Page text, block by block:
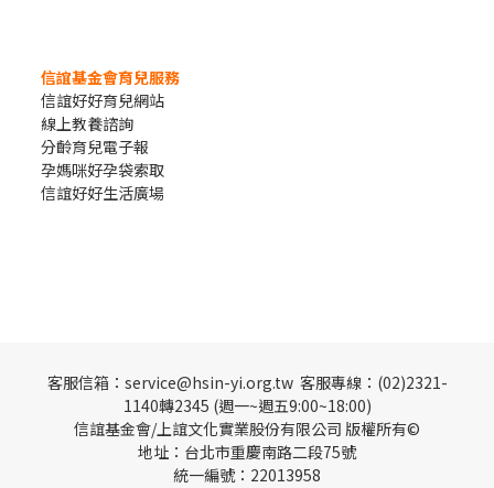
信誼基金會育兒服務
信誼好好育兒網站
線上教養諮詢
分齡育兒電子報
孕媽咪好孕袋索取
信誼好好生活廣場
客服信箱：service@hsin-yi.org.tw 客服專線：(02)2321-
1140轉2345 (週一~週五9:00~18:00)
信誼基金會/上誼文化實業股份有限公司 版權所有©
地址：台北市重慶南路二段75號
統一編號：22013958